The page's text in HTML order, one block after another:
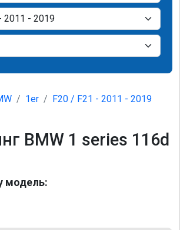
1er
F20 / F21 - 2011 - 2019
BMW 1 series 116d
модель: